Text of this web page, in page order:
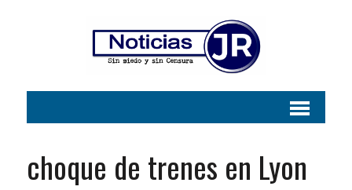
choque de trenes en Lyon